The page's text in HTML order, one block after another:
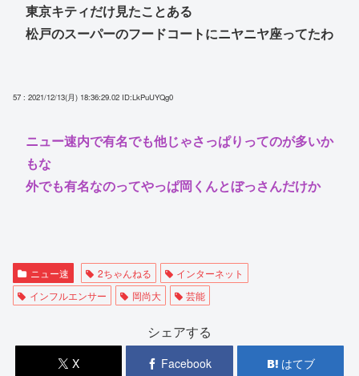
東京キティだけ見たことある
松戸のスーパーのフードコートにニヤニヤ座ってたわ
57 : 2021/12/13(月) 18:36:29.02 ID:LkPuUYQg0
ニュー速内で有名でも他じゃさっぱりってのが多いか
もな
外でも有名なのってやっぱ岡くんとぼっさんだけか
ニュー速 2ちゃんねる
インターネット
インフルエンサー
岡尚大 芸能
シェアする
X Facebook はてブ